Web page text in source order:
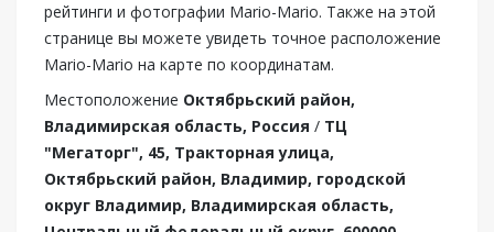
рейтинги и фотографии Mario-Mario. Также на этой
странице вы можете увидеть точное расположение
Mario-Mario на карте по координатам.
Местоположение Октябрьский район,
Владимирская область, Россия / ТЦ
"Мегаторг", 45, Тракторная улица,
Октябрьский район, Владимир, городской
округ Владимир, Владимирская область,